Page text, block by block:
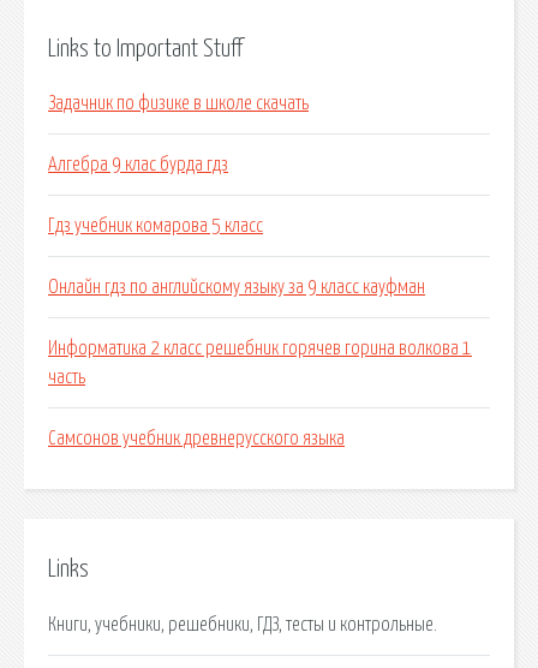
Links to Important Stuff
Задачник по физике в школе скачать
Алгебра 9 клас бурда гдз
Гдз учебник комарова 5 класс
Онлайн гдз по английскому языку за 9 класс кауфман
Информатика 2 класс решебник горячев горина волкова 1
часть
Самсонов учебник древнерусского языка
Links
Книги, учебники, решебники, ГДЗ, тесты и контрольные.